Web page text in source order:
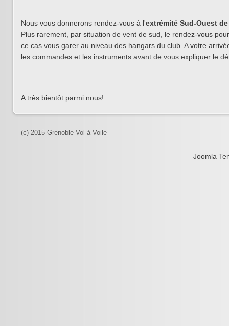
Nous vous donnerons rendez-vous à l'extrémité Sud-Ouest
Plus rarement, par situation de vent de sud, le rendez-vous
ce cas vous garer au niveau des hangars du club. A votre
les commandes et les instruments avant de vous expliquer le
A très bientôt parmi nous!
(c) 2015 Grenoble Vol à Voile
Joomla